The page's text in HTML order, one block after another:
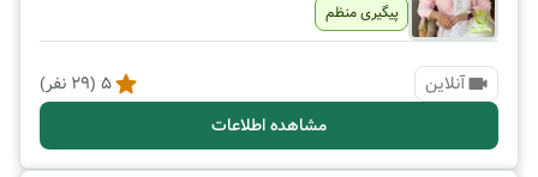
پیگیری منظم
آنلاین 5
(
29 نفر)
مشاهده اطلاعات